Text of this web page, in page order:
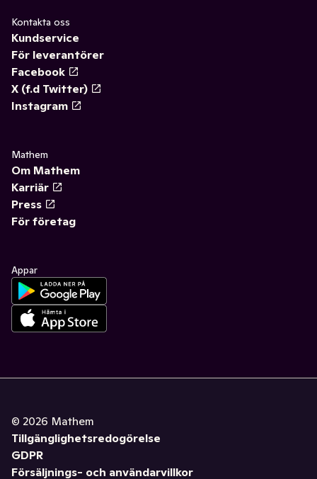
Kontakta oss
Kundservice
För leverantörer
Facebook
X (f.d Twitter)
Instagram
Mathem
Om Mathem
Karriär
Press
För företag
Appar
© 2026 Mathem
Tillgänglighetsredogörelse
GDPR
Försäljnings- och användarvillkor